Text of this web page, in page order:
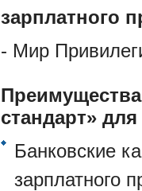
зарплатного
- Мир
стандарт»
Банковские
зарплатного